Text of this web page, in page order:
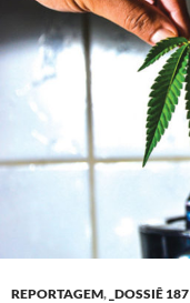
REPORTAGEM, _DOSSIÊ 187